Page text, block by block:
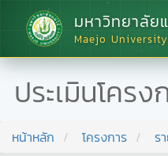
มหาวิทยาลัย
Maejo University
ประเมินโครง
หน้าหลัก โครงการ ร